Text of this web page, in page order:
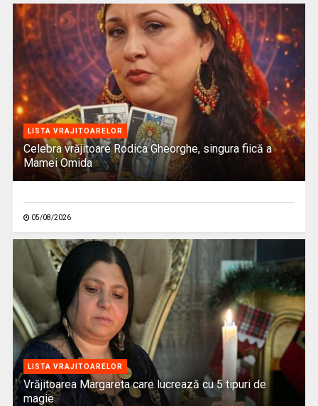
LISTA VRAJITOARELOR
Celebra vrăjitoare Rodica Gheorghe, singura fiică a
Mamei Omida
05/08/2026
LISTA VRAJITOARELOR
Vrăjitoarea Margareta care lucrează cu 5 tipuri de
magie